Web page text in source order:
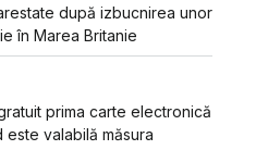
după izbucnirea unor
în Marea Britanie
prima carte electronică
valabilă măsura